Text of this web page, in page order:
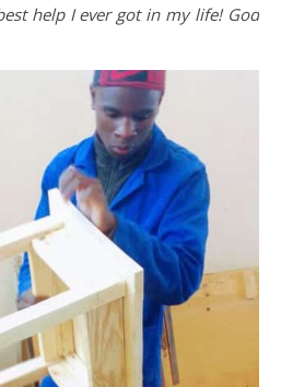
help I ever got in my life! God